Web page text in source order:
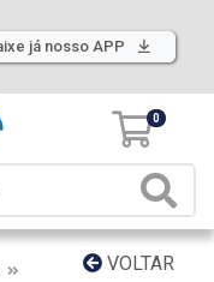
já nosso APP
0
VOLTAR